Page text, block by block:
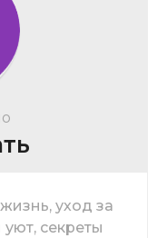
уход за
секреты